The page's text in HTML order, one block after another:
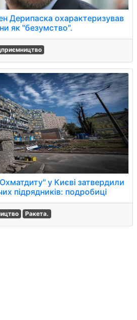
Дерипаска охарактеризував
як "безумство".
у Києві затвердили
підрядників: подробиці
Ракета.